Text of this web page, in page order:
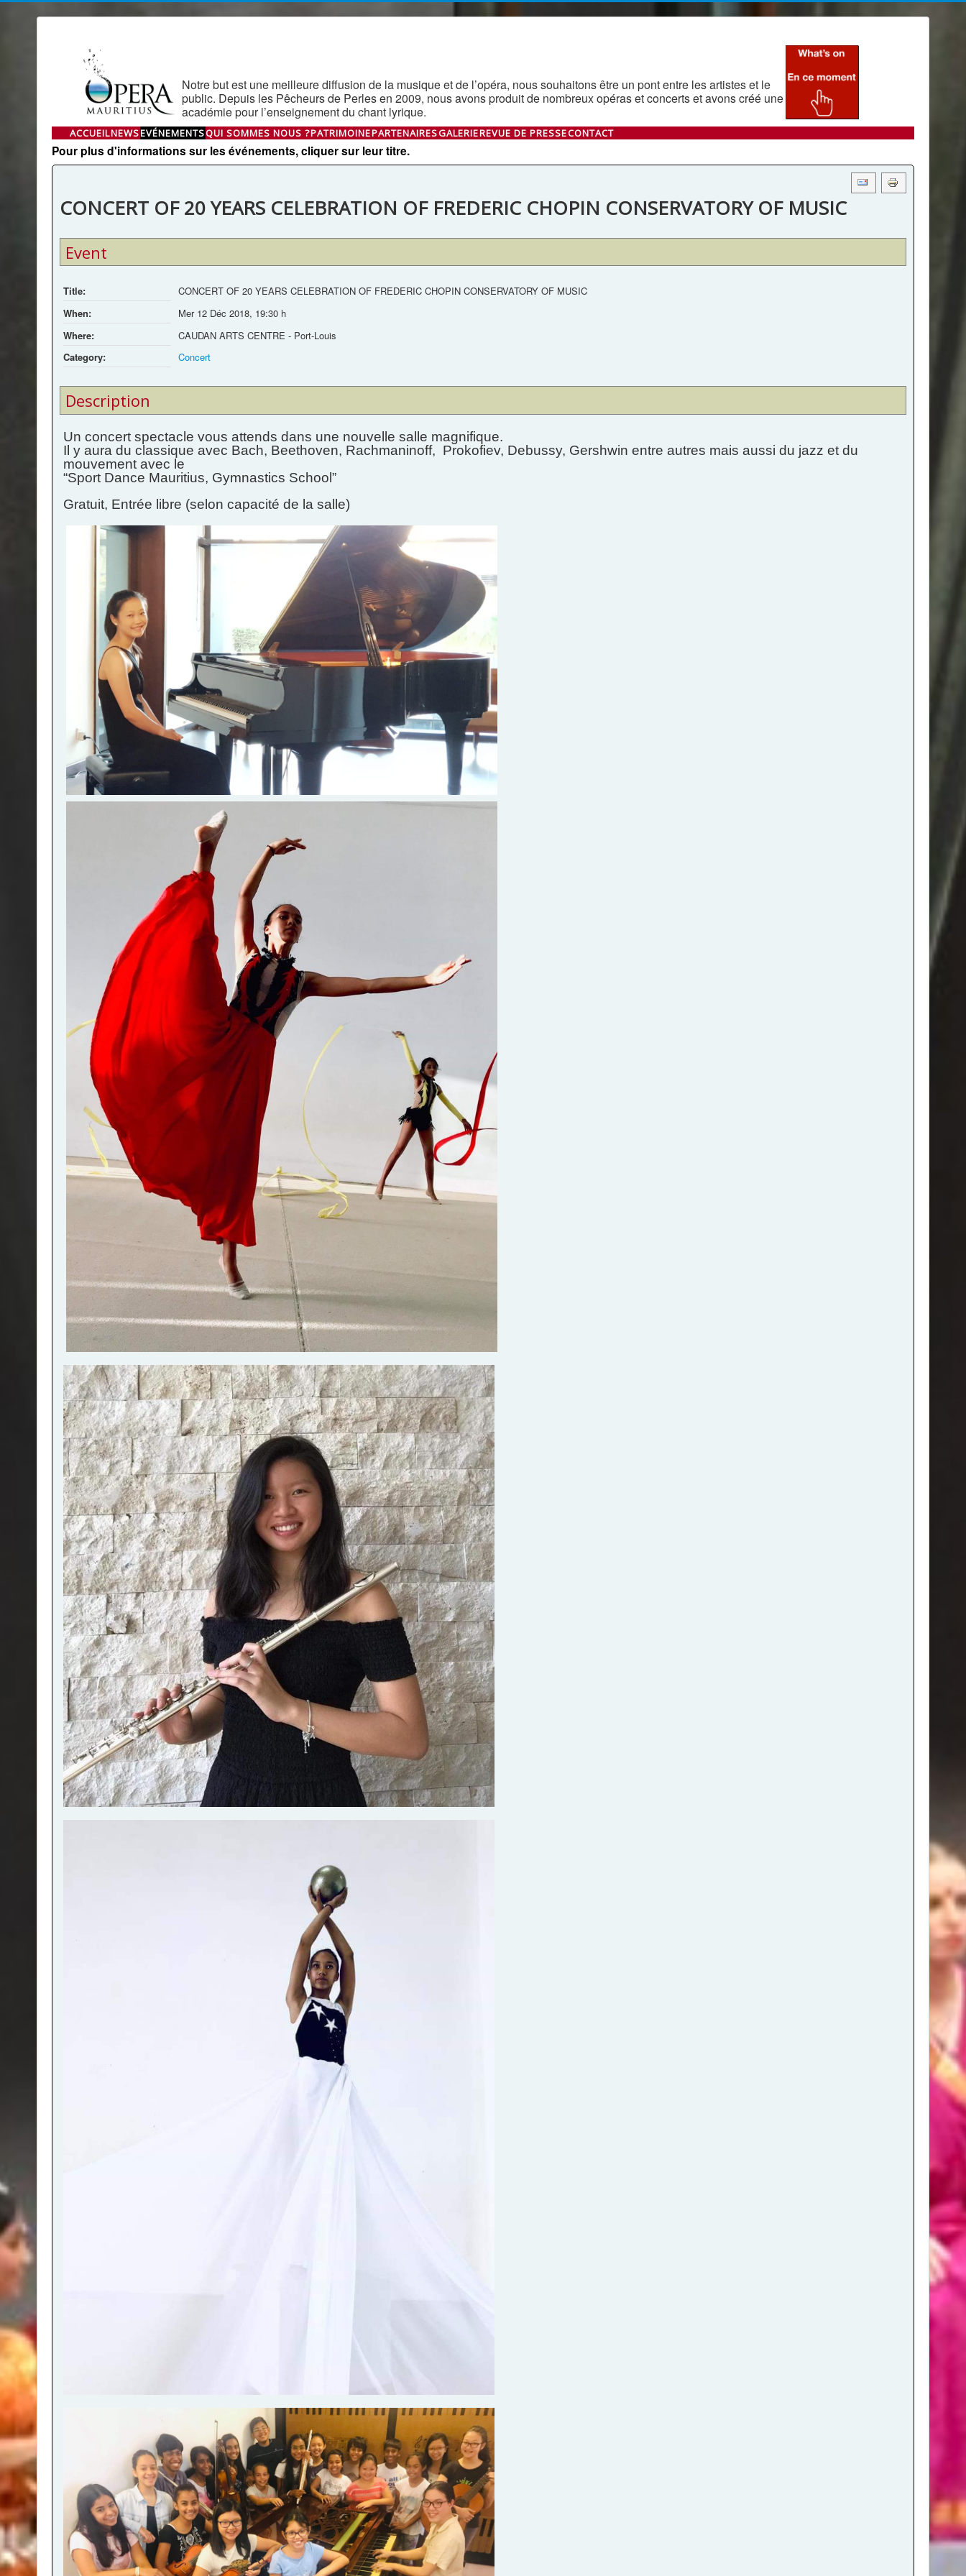
Notre but est une meilleure diffusion de la musique et de l’opéra, nous souhaitons être un pont entre les artistes et le
public. Depuis les Pêcheurs de Perles en 2009, nous avons produit de nombreux opéras et concerts et avons créé une
académie pour l’enseignement du chant lyrique.
ACCUEILNEWSEVÉNEMENTSQUI SOMMES NOUS ?PATRIMOINEPARTENAIRESGALERIEREVUE DE PRESSECONTACT
Pour plus d'informations sur les événements, cliquer sur leur titre.
CONCERT OF 20 YEARS CELEBRATION OF FREDERIC CHOPIN CONSERVATORY OF MUSIC
Event
Title:
CONCERT OF 20 YEARS CELEBRATION OF FREDERIC CHOPIN CONSERVATORY OF MUSIC
When:
Mer 12 Déc 2018, 19:30 h
Where:
CAUDAN ARTS CENTRE - Port-Louis
Category:
Concert
Description
Un concert spectacle vous attends dans une nouvelle salle magnifique.
Il y aura du classique avec Bach, Beethoven, Rachmaninoff, Prokofiev, Debussy, Gershwin entre autres mais aussi du jazz et du
mouvement avec le
“Sport Dance Mauritius, Gymnastics School”
Gratuit, Entrée libre (selon capacité de la salle)